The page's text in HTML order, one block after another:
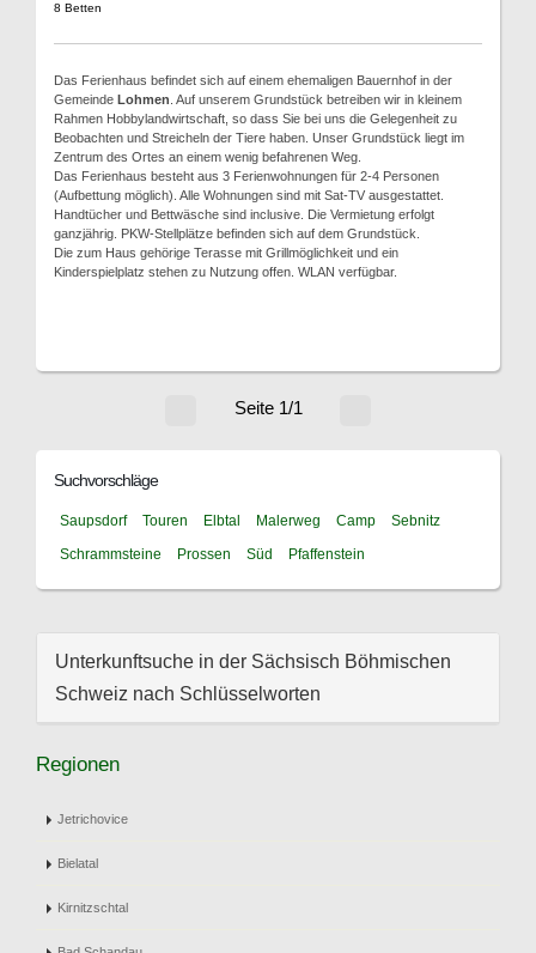
8 Betten
Das Ferienhaus befindet sich auf einem ehemaligen Bauernhof in der
Gemeinde Lohmen . Auf unserem Grundstück betreiben wir in kleinem
Rahmen Hobbylandwirtschaft, so dass Sie bei uns die Gelegenheit zu
Beobachten und Streicheln der Tiere haben. Unser Grundstück liegt im
Zentrum des Ortes an einem wenig befahrenen Weg.
Das Ferienhaus besteht aus 3 Ferienwohnungen für 2-4 Personen
(Aufbettung möglich). Alle Wohnungen sind mit Sat-TV ausgestattet.
Handtücher und Bettwäsche sind inclusive. Die Vermietung erfolgt
ganzjährig. PKW-Stellplätze befinden sich auf dem Grundstück.
Die zum Haus gehörige Terasse mit Grillmöglichkeit und ein
Kinderspielplatz stehen zu Nutzung offen. WLAN verfügbar.
Seite 1/1
Suchvorschläge
Saupsdorf Touren Elbtal Malerweg Camp
Sebnitz
Schrammsteine
Prossen Süd Pfaffenstein
Unterkunftsuche in der Sächsisch Böhmischen
Schweiz nach Schlüsselworten
Regionen
Jetrichovice
Bielatal
Kirnitzschtal